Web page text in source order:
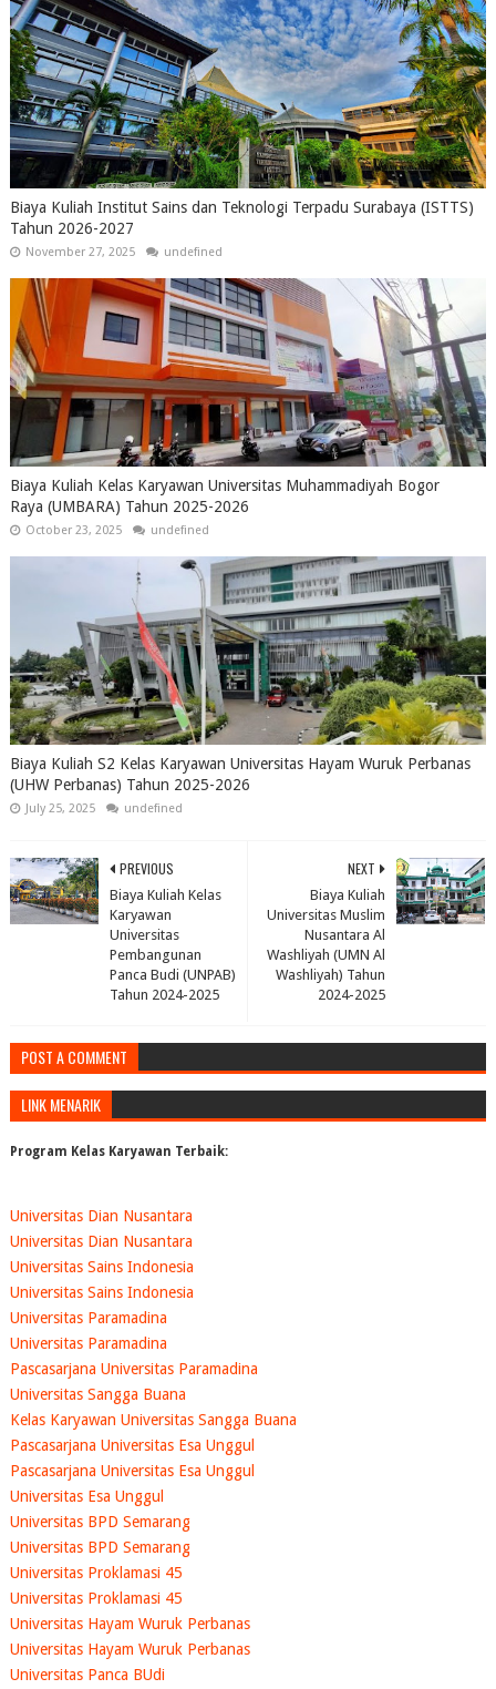
Biaya Kuliah Institut Sains dan Teknologi Terpadu Surabaya (ISTTS)
Tahun 2026-2027
November 27, 2025 undefined
Biaya Kuliah Kelas Karyawan Universitas Muhammadiyah Bogor
Raya (UMBARA) Tahun 2025-2026
October 23, 2025 undefined
Biaya Kuliah S2 Kelas Karyawan Universitas Hayam Wuruk Perbanas
(UHW Perbanas) Tahun 2025-2026
July 25, 2025 undefined
NEXT
Biaya Kuliah
Universitas Muslim
Nusantara Al
Washliyah (UMN Al
Washliyah) Tahun
2024-2025
PREVIOUS
Biaya Kuliah Kelas
Karyawan
Universitas
Pembangunan
Panca Budi (UNPAB)
Tahun 2024-2025
POST A COMMENT
LINK MENARIK
Program Kelas Karyawan Terbaik:
Universitas Dian Nusantara
Universitas Dian Nusantara
Universitas Sains Indonesia
Universitas Sains Indonesia
Universitas Paramadina
Universitas Paramadina
Pascasarjana Universitas Paramadina
Universitas Sangga Buana
Kelas Karyawan Universitas Sangga Buana
Pascasarjana Universitas Esa Unggul
Pascasarjana Universitas Esa Unggul
Universitas Esa Unggul
Universitas BPD Semarang
Universitas BPD Semarang
Universitas Proklamasi 45
Universitas Proklamasi 45
Universitas Hayam Wuruk Perbanas
Universitas Hayam Wuruk Perbanas
Universitas Panca BUdi